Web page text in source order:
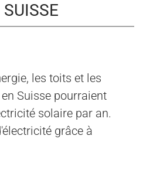
les toits et les
Suisse pourraient
solaire par an.
grâce à